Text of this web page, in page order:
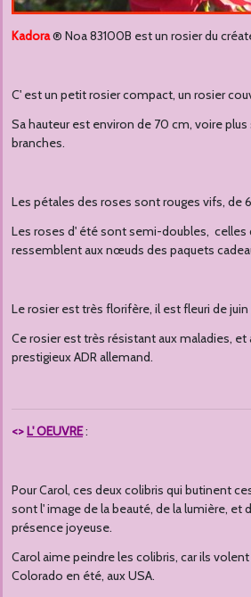
Kadora® Noa 83100B est un rosier du
C' est un petit rosier compact, un rosier
Sa hauteur est environ de 70 cm, voire
branches.
Les pétales des roses sont rouges vifs, de
Les roses d' été sont semi-doubles, celles
ressemblent aux nœuds des paquets
Le rosier est très florifère, il est fleuri de
Ce rosier est très résistant aux maladies,
prestigieux ADR allemand.
<>L' OEUVRE:
Pour Carol, ces deux colibris qui butinent
sont l' image de la beauté, de la lumière, et
présence joyeuse.
Carol aime peindre les colibris, car ils
Colorado en été, aux USA.